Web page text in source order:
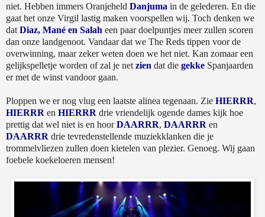
niet. Hebben immers Oranjeheld Danjuma in de gelederen. En die
gaat het onze Virgil lastig maken voorspellen wij. Toch denken we
dat Diaz, Mané en Salah een paar doelpuntjes meer zullen scoren
dan onze landgenoot. Vandaar dat we The Reds tippen voor de
overwinning, maar zeker weten doen we het niet. Kan zomaar een
gelijkspelletje worden of zal je net zien dat die gekke Spanjaarden
er met de winst vandoor gaan.
Ploppen we er nog vlug een laatste alinea tegenaan. Zie HIERRR,
HIERRR en HIERRR drie vriendelijk ogende dames kijk hoe
prettig dat wel niet is en hoorDAARRR, DAARRR en
DAARRR drie tevredenstellende muziekklanken die je
trommelvliezen zullen doen kietelen van plezier. Genoeg. Wij gaan
foebele koekeloeren mensen!